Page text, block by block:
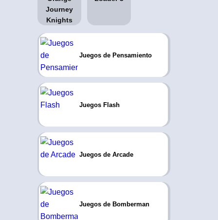
Juegos de Pensamiento
Juegos Flash
Juegos de Arcade
Juegos de Bomberman